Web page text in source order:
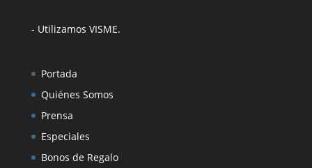
- Utilizamos VISME.
Portada
Quiénes Somos
Prensa
Especiales
Bonos de Regalo